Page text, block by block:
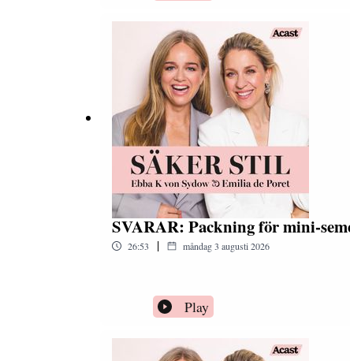
SVARAR: Packning för mini-
26:53 | måndag 3 augusti 2026
Play